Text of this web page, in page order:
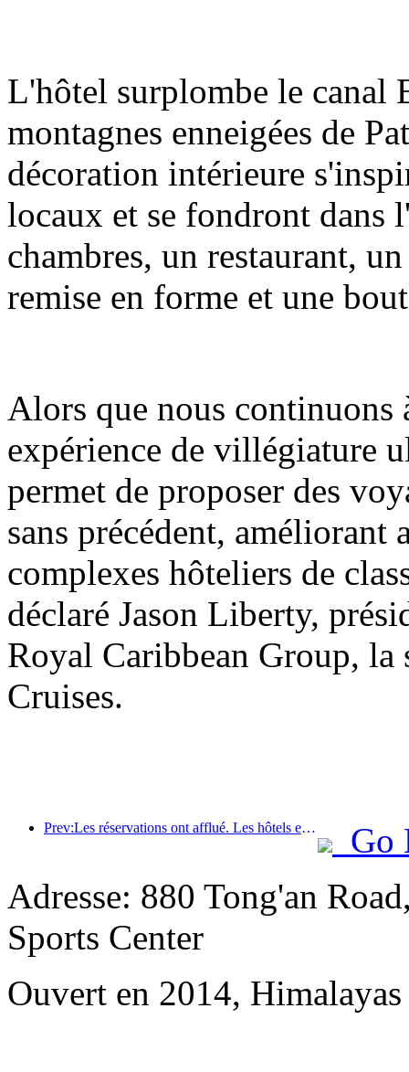
L'hôtel surplombe le canal
montagnes enneigées de
décoration intérieure
locaux et se fondront dans
chambres, un restaurant,
remise en forme et une
Alors que nous
expérience de villégiature
permet de proposer des
sans précédent,
complexes hôteliers de
déclaré Jason Liberty,
Royal Caribbean Group, la
Cruises.
Prev:Les réservations ont afflué. Les hôtels et les commerçants de B&B sont également populaires auprès des réservations. Les taux de réservation moyens pour la Fête nationale sont respectivement de 24,97 % et 24,49 %.
Go
Adresse: 880 Tong'an
Sports Center
Ouvert en 2014,